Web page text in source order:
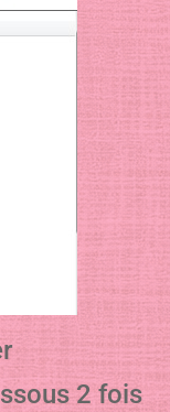
2 fois